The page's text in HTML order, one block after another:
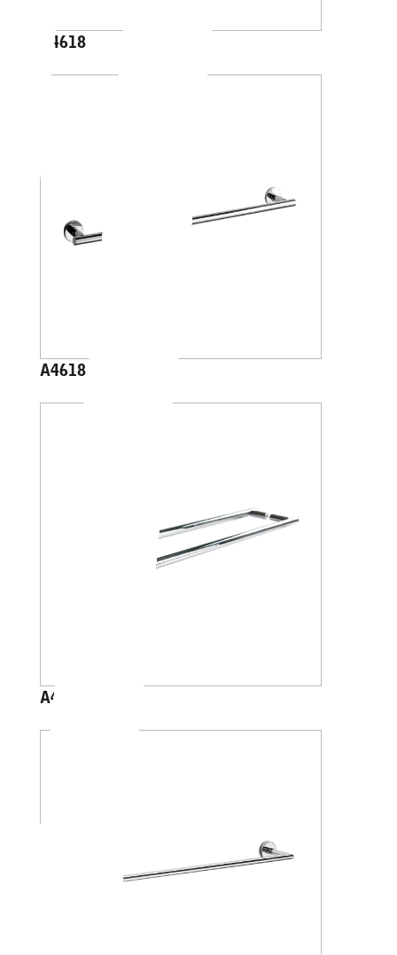
A4618
A4618
A4618J